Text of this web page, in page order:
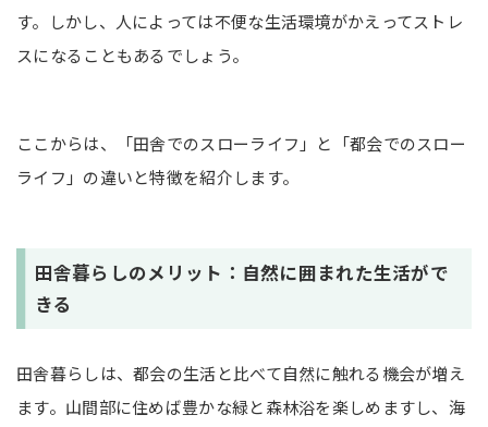
す。しかし、人によっては不便な生活環境がかえってストレ
スになることもあるでしょう。
ここからは、「田舎でのスローライフ」と「都会でのスロー
ライフ」の違いと特徴を紹介します。
田舎暮らしのメリット：自然に囲まれた生活がで
きる
田舎暮らしは、都会の生活と比べて自然に触れる機会が増え
ます。山間部に住めば豊かな緑と森林浴を楽しめますし、海